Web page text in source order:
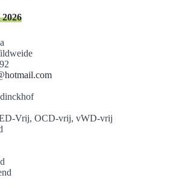
Vrij, OCD-vrij, vWD-vrij